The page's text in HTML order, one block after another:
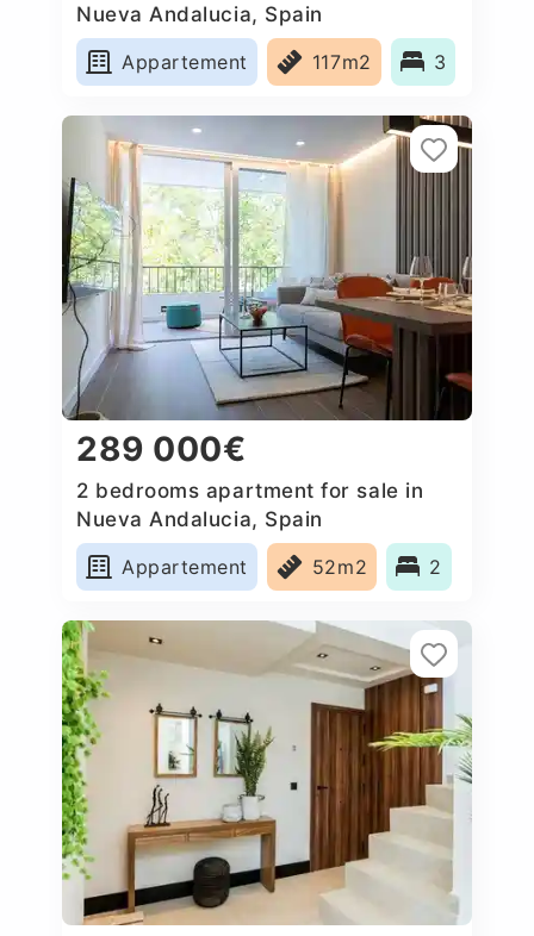
Nueva Andalucia, Spain
Appartement
117m2 3
289 000€
2 bedrooms apartment for sale in
Nueva Andalucia, Spain
Appartement
52m2 2